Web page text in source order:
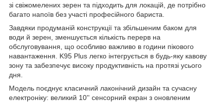
зі свіжомелених зерен та підходить для локацій, де потрібно
багато напоїв без участі професійного бариста.
Завдяки продуманій конструкції та збільшеним баком для
води й зерен, зменшується кількість перерв на
обслуговування, що особливо важливо в години пікового
навантаження. K95 Plus легко інтегрується в будь-яку кавову
зону та забезпечує високу продуктивність на протязі усього
дня.
Модель поєднує класичний лаконічний дизайн та сучасну
електроніку: великий 10'' сенсорний екран з оновленим